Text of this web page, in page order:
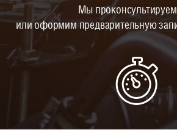
Мы проконсультируем
или оформим предварительную